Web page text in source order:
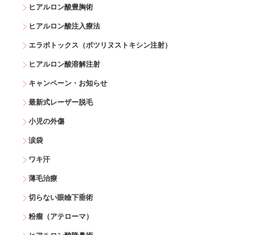
ヒアルロン酸豊胸術
ヒアルロン酸注入療法
エラボトックス（ボツリヌストキシン注射）
ヒアルロン酸溶解注射
キャンペーン・お知らせ
最新式レーザー脱毛
小児の外傷
涙袋
ワキ汗
薄毛治療
切らない眼瞼下垂術
粉瘤（アテローマ）